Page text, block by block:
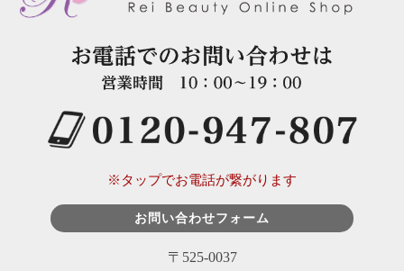
※タップでお電話が繋がります
お問い合わせフォーム
〒525-0037